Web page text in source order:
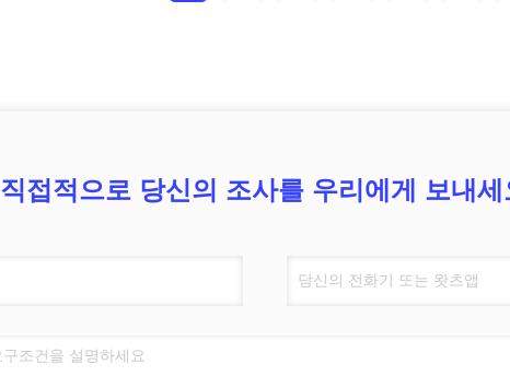
직접적으로 당신의 조사를 우리에게 보내세